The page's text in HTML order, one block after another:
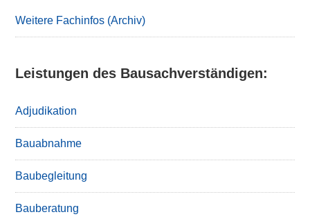
Weitere Fachinfos (Archiv)
Leistungen des Bausachverständigen:
Adjudikation
Bauabnahme
Baubegleitung
Bauberatung